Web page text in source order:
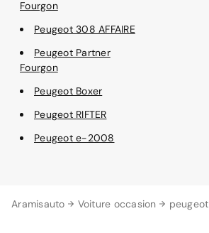
Aramisauto Voiture occasion peugeot
Fourgon
Peugeot 308 AFFAIRE
Peugeot Partner
Fourgon
Peugeot Boxer
Peugeot RIFTER
Peugeot e-2008